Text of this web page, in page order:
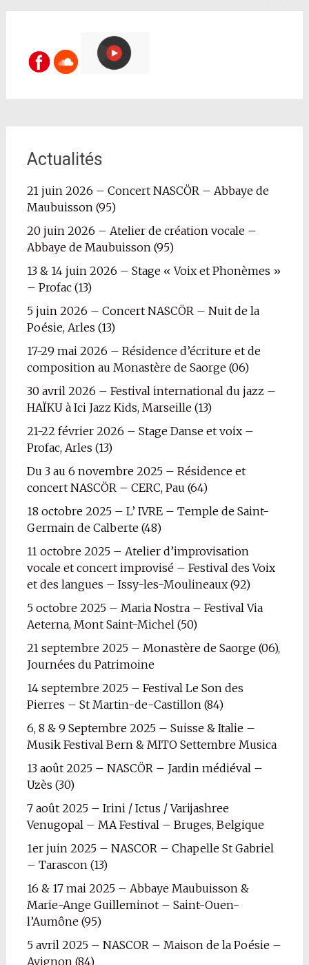
Actualités
21 juin 2026 – Concert NASCÖR – Abbaye de
Maubuisson (95)
20 juin 2026 – Atelier de création vocale –
Abbaye de Maubuisson (95)
13 & 14 juin 2026 – Stage « Voix et Phonèmes »
– Profac (13)
5 juin 2026 – Concert NASCÖR – Nuit de la
Poésie, Arles (13)
17-29 mai 2026 – Résidence d’écriture et de
composition au Monastère de Saorge (06)
30 avril 2026 – Festival international du jazz –
HAÏKU à Ici Jazz Kids, Marseille (13)
21-22 février 2026 – Stage Danse et voix –
Profac, Arles (13)
Du 3 au 6 novembre 2025 – Résidence et
concert NASCÖR – CERC, Pau (64)
18 octobre 2025 – L’ IVRE – Temple de Saint-
Germain de Calberte (48)
11 octobre 2025 – Atelier d’improvisation
vocale et concert improvisé – Festival des Voix
et des langues – Issy-les-Moulineaux (92)
5 octobre 2025 – Maria Nostra – Festival Via
Aeterna, Mont Saint-Michel (50)
21 septembre 2025 – Monastère de Saorge (06),
Journées du Patrimoine
14 septembre 2025 – Festival Le Son des
Pierres – St Martin-de-Castillon (84)
6, 8 & 9 Septembre 2025 – Suisse & Italie –
Musik Festival Bern & MITO Settembre Musica
13 août 2025 – NASCÖR – Jardin médiéval –
Uzès (30)
7 août 2025 – Irini / Ictus / Varijashree
Venugopal – MA Festival – Bruges, Belgique
1er juin 2025 – NASCOR – Chapelle St Gabriel
– Tarascon (13)
16 & 17 mai 2025 – Abbaye Maubuisson &
Marie-Ange Guilleminot – Saint-Ouen-
l’Aumône (95)
5 avril 2025 – NASCOR – Maison de la Poésie –
Avignon (84)